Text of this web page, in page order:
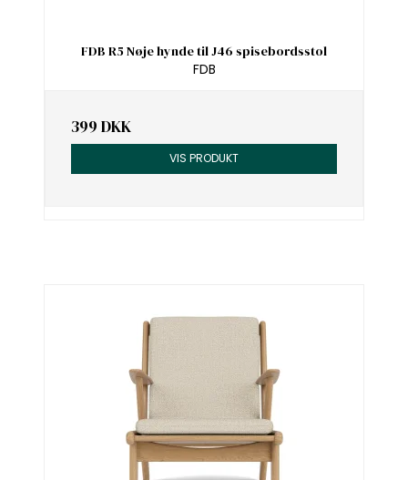
FDB R5 Nøje hynde til J46 spisebordsstol
FDB
399 DKK
VIS PRODUKT